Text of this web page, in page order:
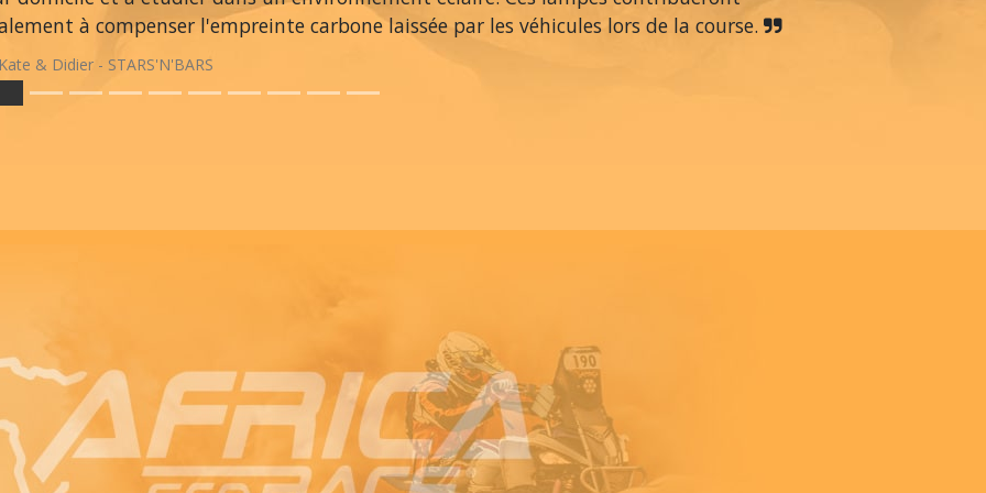
à compenser l'empreinte carbone laissée par les véhicules lors de la course.
& Didier - STARS'N'BARS